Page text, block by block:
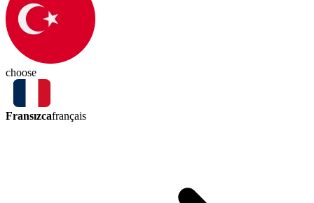
choose
Fransızcafrançais